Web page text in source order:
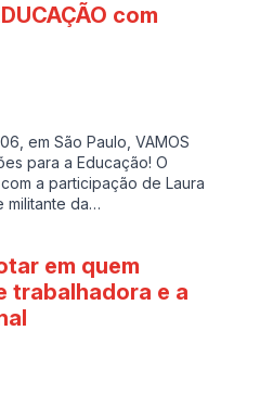
com
em São Paulo, VAMOS
para a Educação! O
a participação de Laura
militante da…
em quem
trabalhadora e a